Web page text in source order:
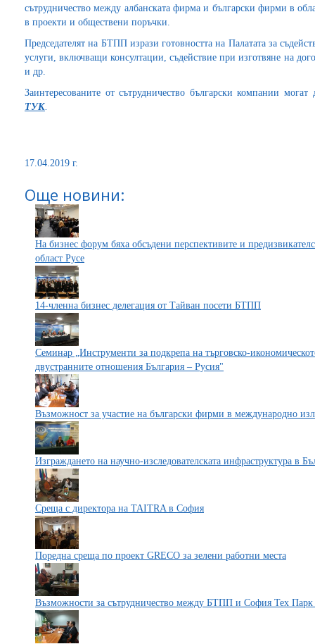
сътрудничество между албанската фирма и български фирми в
в проекти и обществени поръчки.
Председателят на БТПП изрази готовността на Палатата за
услуги, включващи консултации, съдействие при изготвяне на
и др.
Заинтересованите от сътрудничество български компании
ТУК.
17.04.2019 г.
Още новини:
На бизнес форум бяха обсъдени перспективите и
област Русе
14-членна бизнес делегация от Тайван посети БТПП
Семинар „Инструменти за подкрепа на търговско-
двустранните отношения България – Русия"
Възможност за участие на български фирми в международно
Изграждането на научно-изследователската инфраструктура в
Среща с директора на TAITRA в София
Поредна среща по проект GRECO за зелени работни места
Възможности за сътрудничество между БТПП и София Тех